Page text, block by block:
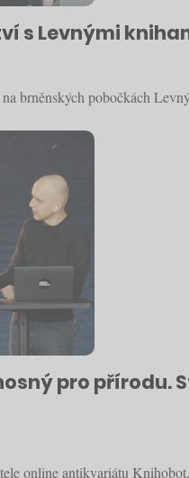
s Levnými
brněnských pobočkách
pro
online antikvariátu